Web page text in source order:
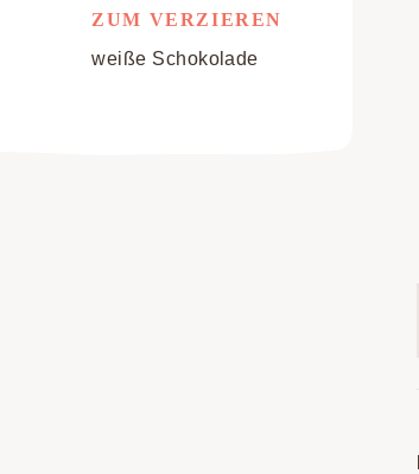
ZUM VERZIEREN
weiße Schokolade